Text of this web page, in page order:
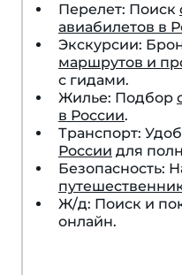
Перелет: Поиск
авиабилетов в
Экскурсии:
маршрутов и
с гидами.
Жилье: Подбор
в России.
Транспорт:
России для
Безопасность:
Ж/д: Поиск и
онлайн.